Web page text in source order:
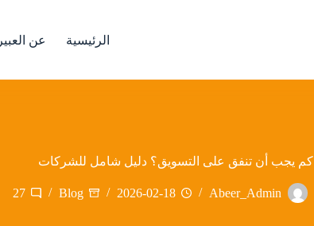
الرئيسية عن العبير
كم يجب أن تنفق على التسويق؟ دليل شامل للشركات
Abeer_Admin
2026-02-18
Blog
27